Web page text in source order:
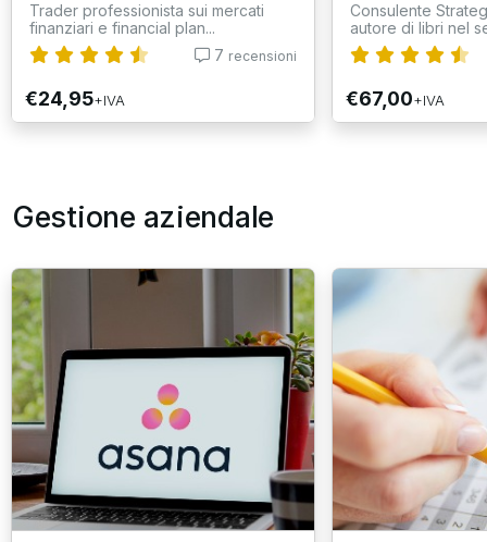
Trader professionista sui mercati
finanziari e financial plan...
7 recensioni
€24,95+IVA
Consulente
autore di libri nel
€67,00+IVA
Gestione aziendale